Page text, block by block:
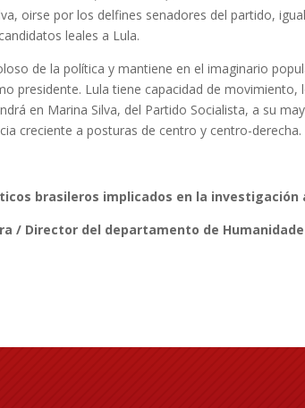
oirse por los delfines senadores del partido,
leales a Lula.
de la política y mantiene en el imaginario
presidente. Lula tiene capacidad de
en Marina Silva, del Partido Socialista, a su
creciente a posturas de centro y centro-derecha.
brasileros implicados en la
/ Director del departamento de